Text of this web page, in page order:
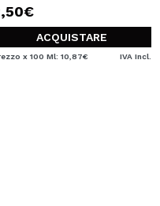
ACQUISTARE
x 100 Ml: 10,87€ IVA Incl.